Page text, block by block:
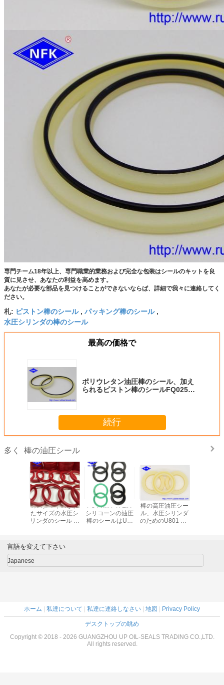
専門チーム18年以上、専門職業的業務および完全な包装はシールのキットを良
質に見させ、あなたの利益を高めます。
あなたが必要な部品を見つけることができないならば、詳細で我々に連絡してく
ださい。
札: ピストン棒のシール, パッキング棒のシール,
水圧シリンダの棒のシール
最高の価格で
ポリウレタン油圧棒のシール、加え
られるピストン棒のシールFQ0259-
続行
多く 棒の油圧シール
カスタマイズされ
たサイズの水圧シ
リンダのシール ポ
PU FKM PTFEの
シリコーンの油圧
棒のシールはUの
棒の高圧油圧シー
ル、水圧シリンダ
のためのU801 PU
言語を変えて下さい
Japanese
ホーム 私達について 私達に連絡しなさい 地図 Privacy Policy
デスクトップの眺め
Copyright © 2018 - 2026 GUANGZHOU UP OIL-SEALS TRADING CO.,LTD.
All rights reserved.